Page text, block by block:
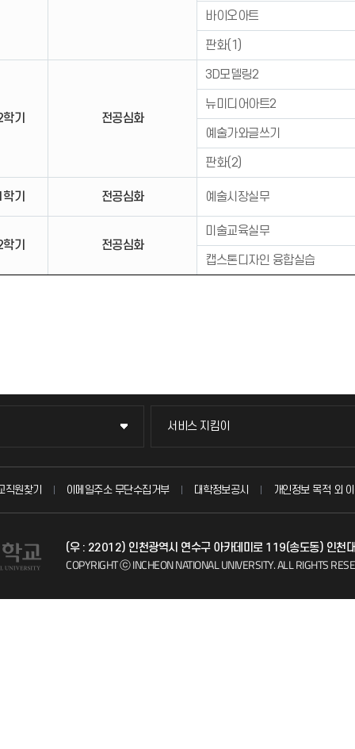
바이오아트
판화(1)
기 전공심화
3D모델링2
뉴미디어아트2
예술가와글쓰기
판화(2)
기 전공심화 예술시장실무
기 전공심화
미술교육실무
캡스톤디자인 융합실습
서비스 지킴이
서비스 지킴이
묻고 답하기
자주 묻는 질문(FAQ)
직원찾기 이메일주소 무단수집거부 대학정보공시 개인정보 목적 외
(우 : 22012) 인천광역시 연수구 아카데미로 119(송도동) 인천
COPYRIGHT ⓒ INCHEON NATIONAL UNIVERSITY.ALL RIGHTS